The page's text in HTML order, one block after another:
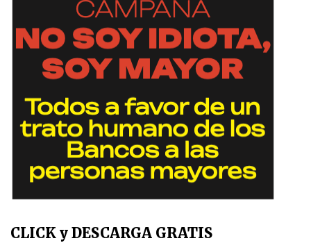
CLICK y DESCARGA GRATIS